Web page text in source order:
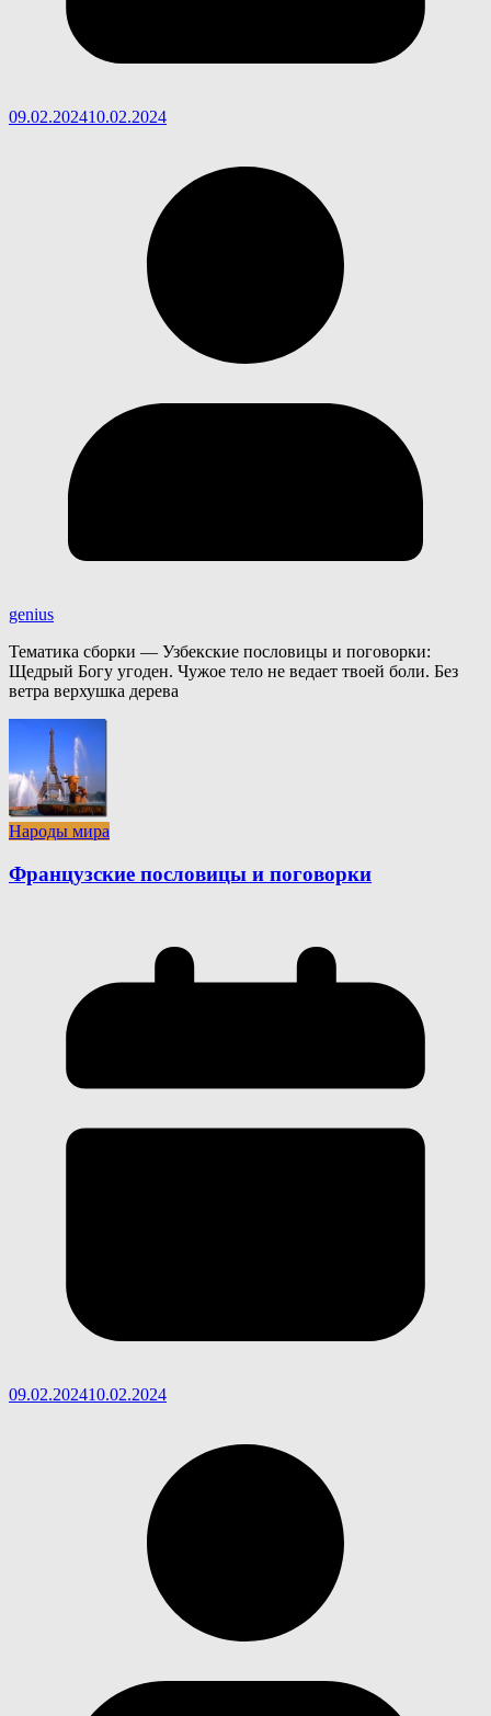
09.02.202410.02.2024
genius
Тематика сборки — Узбекские пословицы и поговорки:
Щедрый Богу угоден. Чужое тело не ведает твоей боли. Без
ветра верхушка дерева
Народы мира
Французские пословицы и поговорки
09.02.202410.02.2024